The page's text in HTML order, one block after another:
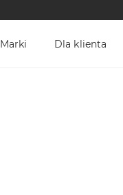
Marki Dla klienta